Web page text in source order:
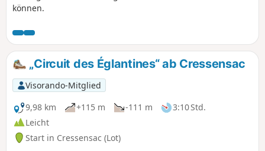
können.
„Circuit des Églantines“ ab Cressensac
Visorando-Mitglied
9,98 km
+115 m -111 m
3:10 Std.
Leicht
Start in Cressensac (Lot)